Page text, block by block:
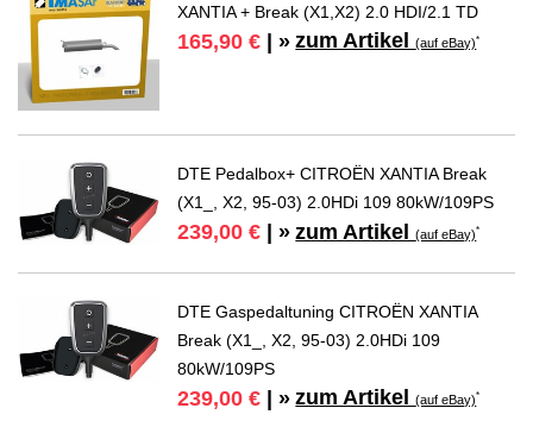
XANTIA + Break (X1,X2) 2.0 HDI/2.1 TD
165,90 € | » zum Artikel(auf eBay)*
DTE Pedalbox+ CITROËN XANTIA Break
(X1_, X2, 95-03) 2.0HDi 109 80kW/109PS
239,00 € | » zum Artikel(auf eBay)*
DTE Gaspedaltuning CITROËN XANTIA
Break (X1_, X2, 95-03) 2.0HDi 109
80kW/109PS
239,00 € | » zum Artikel(auf eBay)*